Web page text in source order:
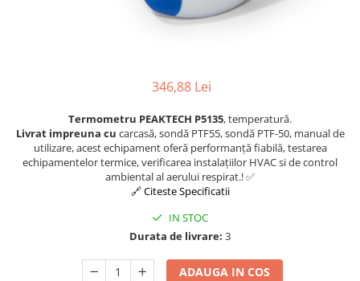
346,88 Lei
Termometru PEAKTECH P5135, temperatură.
Livrat impreuna cu carcasă, sondă PTF55, sondă PTF-50, manual de
utilizare, acest echipament oferă performanță fiabilă, testarea
echipamentelor termice, verificarea instalațiilor HVAC si de control
ambiental al aerului respirat.! ✅
🔗 Citeste Specificatii
IN STOC
Durata de livrare: 3
ADAUGA IN COS